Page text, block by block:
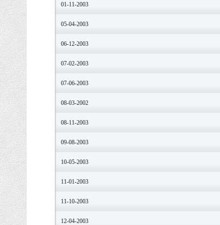
01-11-2003
05-04-2003
06-12-2003
07-02-2003
07-06-2003
08-03-2002
08-11-2003
09-08-2003
10-05-2003
11-01-2003
11-10-2003
12-04-2003